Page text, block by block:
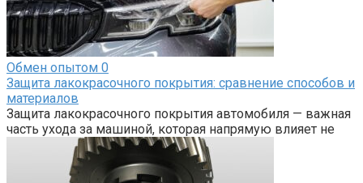
Обмен опытом 0
Защита лакокрасочного покрытия: сравнение способов и
материалов
Защита лакокрасочного покрытия автомобиля — важная
часть ухода за машиной, которая напрямую влияет не